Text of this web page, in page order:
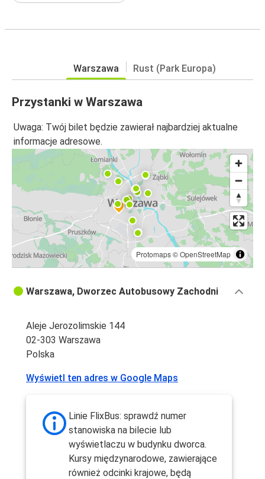
Warszawa Rust (Park Europa)
Przystanki w Warszawa
Uwaga: Twój bilet będzie zawierał najbardziej aktualne
informacje adresowe.
Protomaps©OpenStreetMap
Warszawa, Dworzec Autobusowy Zachodni
Aleje Jerozolimskie 144
02-303 Warszawa
Polska
Wyświetl ten adres w Google Maps
Linie FlixBus: sprawdź numer
stanowiska na bilecie lub
wyświetlaczu w budynku dworca.
Kursy międzynarodowe, zawierające
również odcinki krajowe, będą